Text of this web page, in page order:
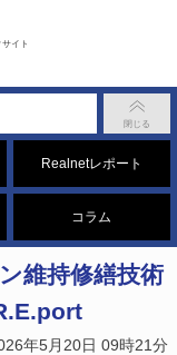
イト
Realnetレポート
コラム
維持修繕技術
年5月20日 09時21分